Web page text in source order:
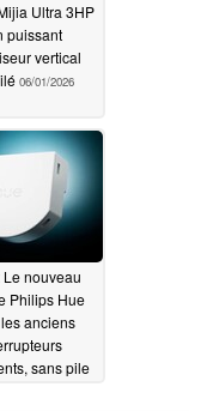
Ultra 3HP
puissant
vertical
06/01/2026
Le nouveau
Philips Hue
anciens
sans pile